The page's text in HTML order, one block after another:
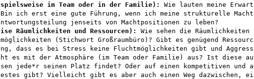
im Team oder in der Familie):
Wie lauten meine
Bin ich erst eine gute Führung, wenn ich meine strukturelle
jenseits von Machtpositionen zu leben?
Räumlichkeiten und Ressourcen):
Wie sehen die
(Stichwort Großraumbüro)? Gibt es genügend
dass es bei Stress keine Fluchtmöglichkeiten gibt und
es mit der Atmosphäre (im Team oder Familie) aus? Ist diese
jede*r seinen Platz findet? Oder auf einen kompetitiven und
gibt? Vielleicht gibt es aber auch einen Weg dazwischen,